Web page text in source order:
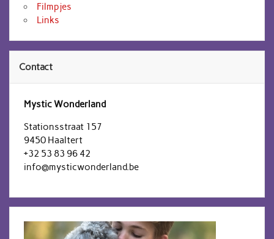
Filmpjes
Links
Contact
Mystic Wonderland
Stationsstraat 157
9450 Haaltert
+32 53 83 96 42
info@mysticwonderland.be